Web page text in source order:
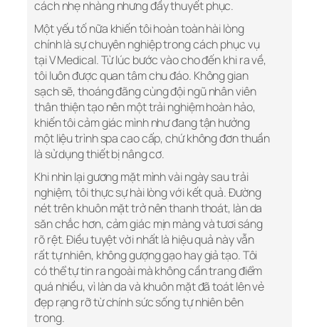
cách nhẹ nhàng nhưng đầy thuyết phục.
Một yếu tố nữa khiến tôi hoàn toàn hài lòng
chính là sự chuyên nghiệp trong cách phục vụ
tại V Medical. Từ lúc bước vào cho đến khi ra về,
tôi luôn được quan tâm chu đáo. Không gian
sạch sẽ, thoáng đãng cùng đội ngũ nhân viên
thân thiện tạo nên một trải nghiệm hoàn hảo,
khiến tôi cảm giác mình như đang tận hưởng
một liệu trình spa cao cấp, chứ không đơn thuần
là sử dụng thiết bị nâng cơ.
Khi nhìn lại gương mặt mình vài ngày sau trải
nghiệm, tôi thực sự hài lòng với kết quả. Đường
nét trên khuôn mặt trở nên thanh thoát, làn da
săn chắc hơn, cảm giác mịn màng và tươi sáng
rõ rệt. Điều tuyệt vời nhất là hiệu quả này vẫn
rất tự nhiên, không gượng gạo hay giả tạo. Tôi
có thể tự tin ra ngoài mà không cần trang điểm
quá nhiều, vì làn da và khuôn mặt đã toát lên vẻ
đẹp rạng rỡ từ chính sức sống tự nhiên bên
trong.